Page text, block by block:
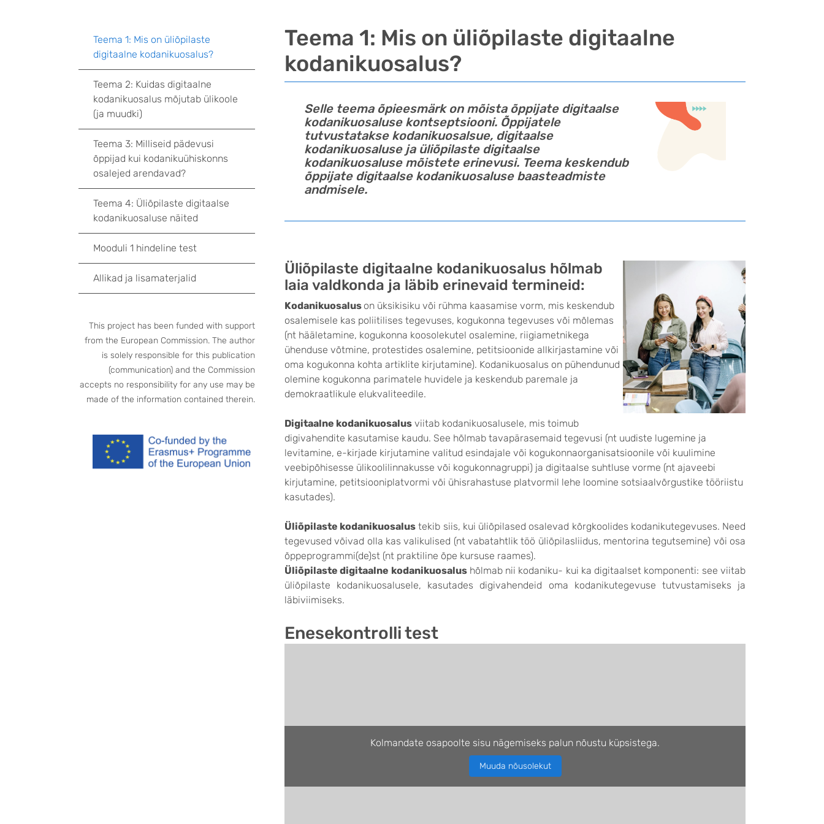
Teema 1: Mis on üliõpilaste digitaalne
kodanikuosalus?
Selle teema õpieesmärk on mõista õppijate digitaalse
kodanikuosaluse kontseptsiooni. Õppijatele
tutvustatakse kodanikuosalsue, digitaalse
kodanikuosaluse ja üliõpilaste digitaalse
kodanikuosaluse mõistete erinevusi. Teema keskendub
õppijate digitaalse kodanikuosaluse baasteadmiste
andmisele.
Üliõpilaste digitaalne kodanikuosalus hõlmab
laia valdkonda ja läbib erinevaid termineid:
Kodanikuosalus on üksikisiku või rühma kaasamise vorm, mis keskendub
osalemisele kas poliitilises tegevuses, kogukonna tegevuses või mõlemas
(nt hääletamine, kogukonna koosolekutel osalemine, riigiametnikega
ühenduse võtmine, protestides osalemine, petitsioonide allkirjastamine või
oma kogukonna kohta artiklite kirjutamine). Kodanikuosalus on pühendunud
olemine kogukonna parimatele huvidele ja keskendub paremale ja
demokraatlikule elukvaliteedile.
Digitaalne kodanikuosalus viitab kodanikuosalusele, mis toimub
digivahendite kasutamise kaudu. See hõlmab tavapärasemaid tegevusi (nt uudiste lugemine ja
levitamine, e-kirjade kirjutamine valitud esindajale või kogukonnaorganisatsioonile või kuulimine
veebipõhisesse ülikoolilinnakusse või kogukonnagruppi) ja digitaalse suhtluse vorme (nt ajaveebi
kirjutamine, petitsiooniplatvormi või ühisrahastuse platvormil lehe loomine sotsiaalvõrgustike tööriistu
kasutades).
Üliõpilaste kodanikuosalus tekib siis, kui üliõpilased osalevad kõrgkoolides kodanikutegevuses. Need
tegevused võivad olla kas valikulised (nt vabatahtlik töö üliõpilasliidus, mentorina tegutsemine) või osa
õppeprogrammi(de)st (nt praktiline õpe kursuse raames).
Üliõpilaste digitaalne kodanikuosalushõlmab nii kodaniku- kui ka digitaalset komponenti: see viitab
üliõpilaste kodanikuosalusele, kasutades digivahendeid oma kodanikutegevuse tutvustamiseks ja
läbiviimiseks.
Enesekontrolli test
Kolmandate osapoolte sisu nägemiseks palun nõustu küpsistega.
Muuda nõusolekut
Teema 1: Mis on üliõpilaste
digitaalne kodanikuosalus?
Teema 2: Kuidas digitaalne
kodanikuosalus mõjutab ülikoole
(ja muudki)
Teema 3: Milliseid pädevusi
õppijad kui kodanikuühiskonns
osalejed arendavad?
Teema 4: Üliõpilaste digitaalse
kodanikuosaluse näited
Mooduli 1 hindeline test
Allikad ja lisamaterjalid
This project has been funded with support
from the European Commission. The author
is solely responsible for this publication
(communication) and the Commission
accepts no responsibility for any use may be
made of the information contained therein.